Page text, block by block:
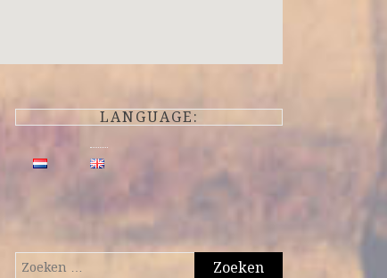
LANGUAGE:
Zoeken